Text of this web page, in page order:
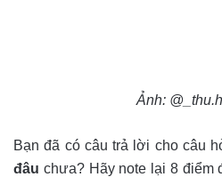
Ảnh:
Bạn đã có câu trả lời cho câu
đâu chưa? Hãy note lại 8 điểm